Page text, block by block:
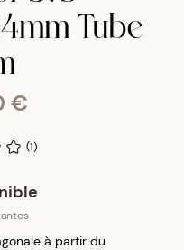
Tube
€
(1)
à partir du